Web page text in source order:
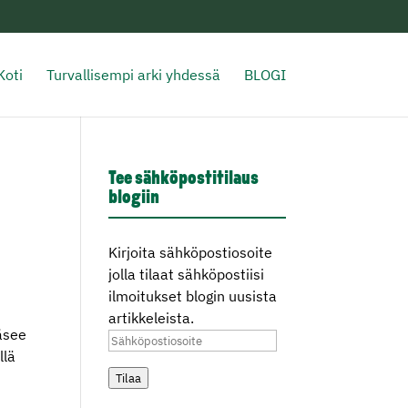
Turvallisempi arki yhdessä BLOGI
Tee sähköpostitilaus
blogiin
Kirjoita sähköpostiosoite
jolla tilaat sähköpostiisi
ilmoitukset blogin uusista
artikkeleista.
Sähköpostiosoite
Tilaa